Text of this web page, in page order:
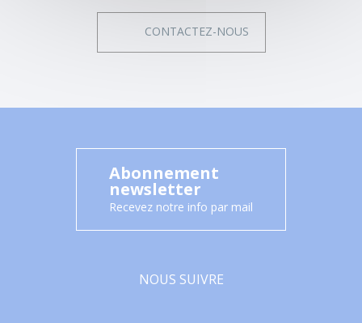
CONTACTEZ-NOUS
Abonnement
newsletter
Recevez notre info par mail
NOUS SUIVRE